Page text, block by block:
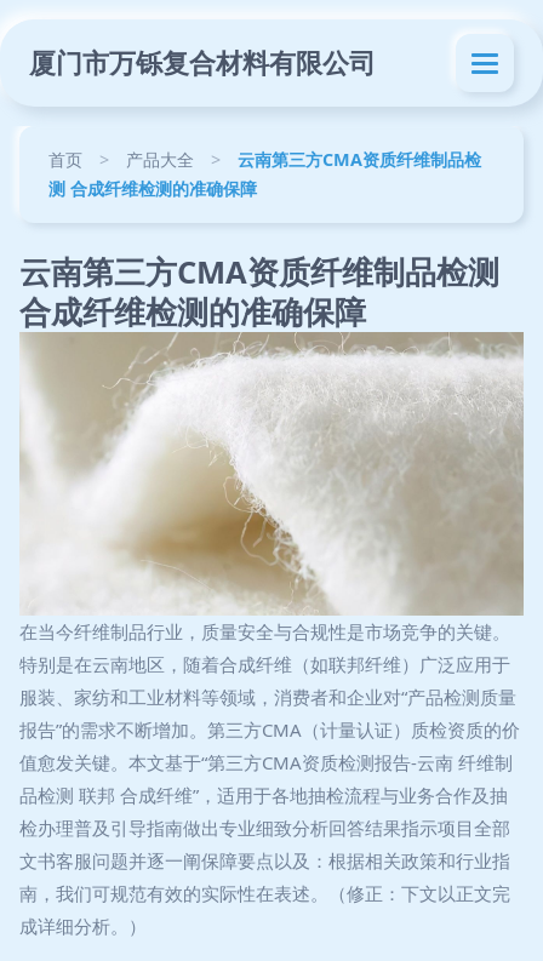
厦门市万铄复合材料有限公司
首页 > 产品大全 >
云南第三方CMA资质纤维制品检
测 合成纤维检测的准确保障
云南第三方CMA资质纤维制品检测
合成纤维检测的准确保障
在当今纤维制品行业，质量安全与合规性是市场竞争的关键。
特别是在云南地区，随着合成纤维（如联邦纤维）广泛应用于
服装、家纺和工业材料等领域，消费者和企业对“产品检测质量
报告”的需求不断增加。第三方CMA（计量认证）质检资质的价
值愈发关键。本文基于“第三方CMA资质检测报告-云南 纤维制
品检测 联邦 合成纤维”，适用于各地抽检流程与业务合作及抽
检办理普及引导指南做出专业细致分析回答结果指示项目全部
文书客服问题并逐一阐保障要点以及：根据相关政策和行业指
南，我们可规范有效的实际性在表述。（修正：下文以正文完
成详细分析。）